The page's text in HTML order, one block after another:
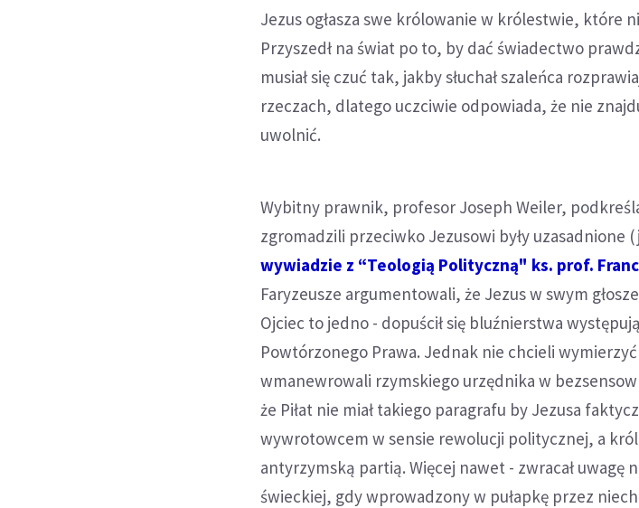
Jezus ogłasza swe królowanie w królestwie, które
Przyszedł na świat po to, by dać świadectwo
musiał się czuć tak, jakby słuchał szaleńca
rzeczach, dlatego uczciwie odpowiada, że nie
uwolnić.
Wybitny prawnik, profesor Joseph Weiler,
zgromadzili przeciwko Jezusowi były uzasadnione
wywiadzie z “Teologią Polityczną" ks. prof.
Faryzeusze argumentowali, że Jezus w swym
Ojciec to jedno - dopuścił się bluźnierstwa
Powtórzonego Prawa. Jednak nie chcieli
wmanewrowali rzymskiego urzędnika w
że Piłat nie miał takiego paragrafu by Jezusa
wywrotowcem w sensie rewolucji politycznej, a
antyrzymską partią. Więcej nawet - zwracał uwagę
świeckiej, gdy wprowadzony w pułapkę przez